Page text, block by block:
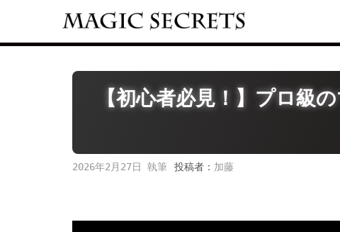
【初心者必見！】プロ級
2026年2月27日 投稿者： 加藤